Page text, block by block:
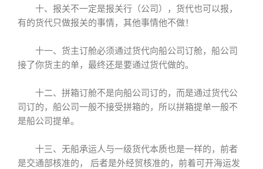
十、报关不一定是报关行（公司），货代也可以报，
有的货代只做报关的事情，其他事情他不做！
十一、货主订舱必须通过货代向船公司订舱，船公司
接了你货主的单，最终还是要通过货代做的。
十二、拼箱订舱不是向船公司订的，而是通过货代公
司订的，船公司一般不接受拼箱的，所以拼箱提单一般不
是船公司提单。
十三、无船承运人与一级货代本质也是一样的，前者
是交通部核准的， 后者是外经贸核准的，前着可开海运发